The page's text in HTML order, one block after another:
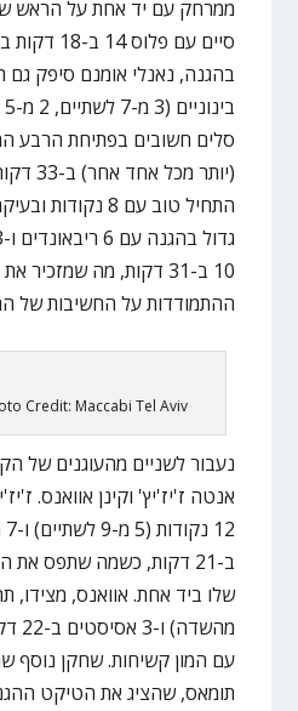
ממרחק עם יד אחת על הראש
סיים עם
(יותר
התחיל טוב עם 8
10 ב-31 דקות, מה
ההתמודדות על החשיבות של
Credit: Maccabi Tel Aviv
נעבור לשניים מהעוגנים של
אנטה ז'יז'יץ' וקינן אוואנס.
ב-21 דקות, כשמה שתפס
עם המון קשיחות. שחקן נוסף
תומאס, שהציג את הטיקט